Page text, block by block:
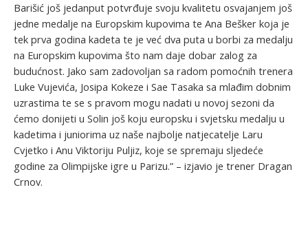
Barišić još jedanput potvrđuje svoju kvalitetu osvajanjem još
jedne medalje na Europskim kupovima te Ana Bešker koja je
tek prva godina kadeta te je već dva puta u borbi za medalju
na Europskim kupovima što nam daje dobar zalog za
budućnost. Jako sam zadovoljan sa radom pomoćnih trenera
Luke Vujevića, Josipa Kokeze i Sae Tasaka sa mlađim dobnim
uzrastima te se s pravom mogu nadati u novoj sezoni da
ćemo donijeti u Solin još koju europsku i svjetsku medalju u
kadetima i juniorima uz naše najbolje natjecatelje Laru
Cvjetko i Anu Viktoriju Puljiz, koje se spremaju sljedeće
godine za Olimpijske igre u Parizu.” – izjavio je trener Dragan
Crnov.